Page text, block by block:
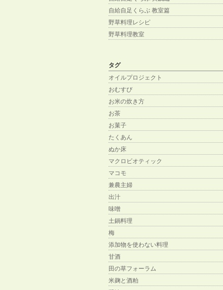
自給自足くらぶ 教室篇
野草料理レシピ
野草料理教室
タグ
オイルプロジェクト
おむすび
お米の炊き方
お茶
お菓子
たくあん
ぬか床
マクロビオティック
マコモ
兼農主婦
出汁
味噌
土鍋料理
梅
添加物を使わない料理
甘酒
田の草フォーラム
米麹と酒粕